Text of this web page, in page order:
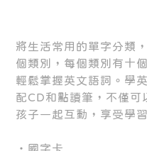
將生活常用的單字分類
個類別，每個類別有十
輕鬆掌握英文語詞。學
配CD和點讀筆，不僅可
孩子一起互動，享受學
‧國字卡